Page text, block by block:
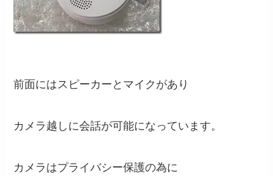
前面にはスピーカーとマイクがあり
カメラ越しに会話が可能になっています。
カメラはプライバシー保護の為に